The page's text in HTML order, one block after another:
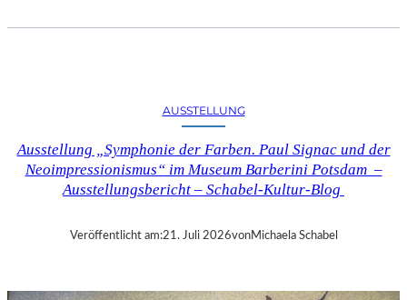
F
B
A
E
A
AUSSTELLUNG
Ausstellung „Symphonie der Farben. Paul Signac und der
Neoimpressionismus“ im Museum Barberini Potsdam –
Ausstellungsbericht – Schabel-Kultur-Blog
Veröffentlicht am:21. Juli 2026vonMichaela Schabel